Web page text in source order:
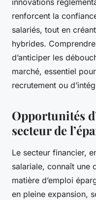
innovations
renforcent la
salariés, tout en
hybrides.
d’anticiper les
marché, essentiel
recrutement ou
Opportunités
secteur de
Le secteur financier,
salariale, connaît une
matière d’emploi
en pleine expansion,